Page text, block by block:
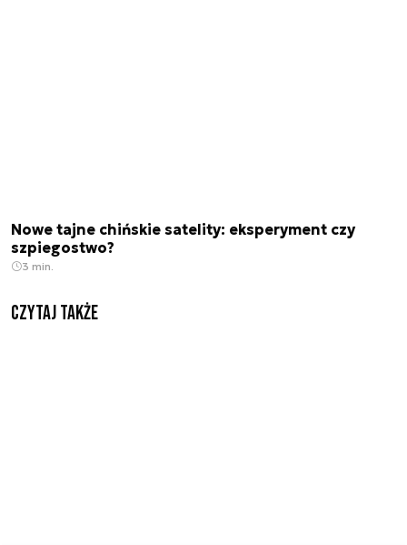
Nowe tajne chińskie satelity: eksperyment czy
szpiegostwo?
3 min.
Czytaj także